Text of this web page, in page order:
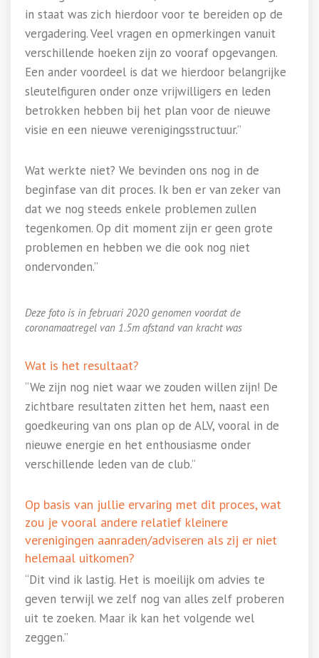
in staat was zich hierdoor voor te bereiden op de
vergadering. Veel vragen en opmerkingen vanuit
verschillende hoeken zijn zo vooraf opgevangen.
Een ander voordeel is dat we hierdoor belangrijke
sleutelfiguren onder onze vrijwilligers en leden
betrokken hebben bij het plan voor de nieuwe
visie en een nieuwe verenigingsstructuur.”
Wat werkte niet? We bevinden ons nog in de
beginfase van dit proces. Ik ben er van zeker van
dat we nog steeds enkele problemen zullen
tegenkomen. Op dit moment zijn er geen grote
problemen en hebben we die ook nog niet
ondervonden.”
Deze foto is in februari 2020 genomen voordat de
coronamaatregel van 1.5m afstand van kracht was
Wat is het resultaat?
“We zijn nog niet waar we zouden willen zijn! De
zichtbare resultaten zitten het hem, naast een
goedkeuring van ons plan op de ALV, vooral in de
nieuwe energie en het enthousiasme onder
verschillende leden van de club.”
Op basis van jullie ervaring met dit proces, wat
zou je vooral andere relatief kleinere
verenigingen aanraden/adviseren als zij er niet
helemaal uitkomen?
“Dit vind ik lastig. Het is moeilijk om advies te
geven terwijl we zelf nog van alles zelf proberen
uit te zoeken. Maar ik kan het volgende wel
zeggen.”